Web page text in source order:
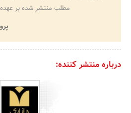
مطلب منتشر شده بر
درباره منتشر کننده: